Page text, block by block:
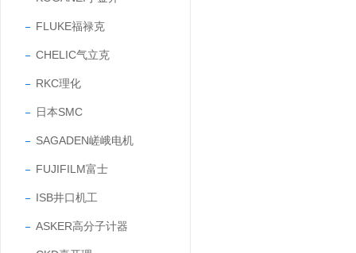
FLUKE福禄克
CHELIC气立克
RKC理化
日本SMC
SAGADEN嵯峨电机
FUJIFILM富士
ISB井口机工
ASKER高分子计器